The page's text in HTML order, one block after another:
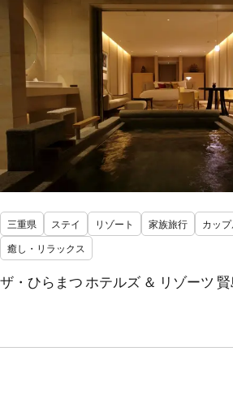
三重県 ステイ リゾート 家族旅行
カッ
癒し・リラックス
ザ・ひらまつ ホテルズ ＆ リゾーツ